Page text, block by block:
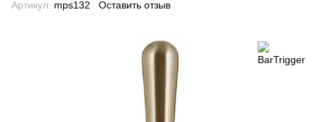
Артикул: mps132 Оставить отзыв